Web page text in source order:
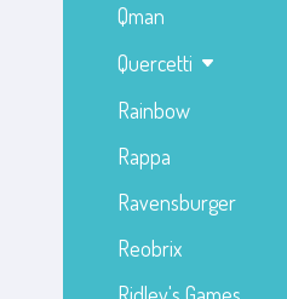
Qman
Quercetti
Rainbow
Rappa
Ravensburger
Reobrix